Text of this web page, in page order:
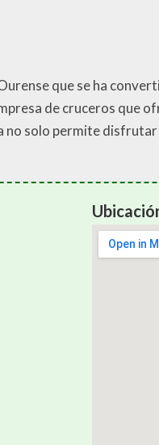
que se ha
de cruceros que
solo permite